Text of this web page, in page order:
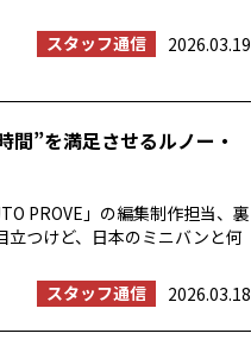
スタッフ通信
2026.03.19
間”を満足させるルノー・
PROVE」の編集制作担当、裏
立つけど、日本のミニバンと何
スタッフ通信
2026.03.18